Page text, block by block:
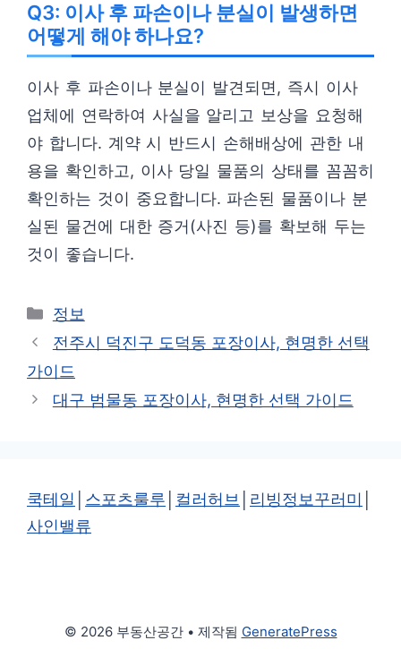
Q3: 이사 후 파손이나 분실이 발생하면
어떻게 해야 하나요?
이사 후 파손이나 분실이 발견되면, 즉시 이사
업체에 연락하여 사실을 알리고 보상을 요청해
야 합니다. 계약 시 반드시 손해배상에 관한 내
용을 확인하고, 이사 당일 물품의 상태를 꼼꼼히
확인하는 것이 중요합니다. 파손된 물품이나 분
실된 물건에 대한 증거(사진 등)를 확보해 두는
것이 좋습니다.
카
테
리
정보
전주시 덕진구 도덕동 포장이사, 현명한 선택
가이드
대구 범물동 포장이사, 현명한 선택 가이드
쿡테일 스포츠룰루 컬러허브 리빙정보꾸러미
사인밸류
© 2026 부동산공간• 제작됨 GeneratePress